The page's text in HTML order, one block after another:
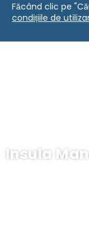
Insula
Făcând clic pe
condițiile de